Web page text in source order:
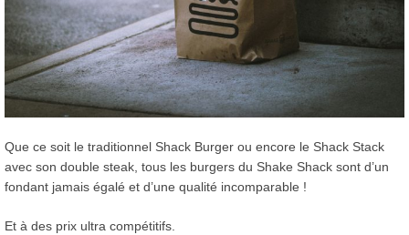
Que ce soit le traditionnel Shack Burger ou encore le Shack Stack
avec son double steak, tous les burgers du Shake Shack sont d’un
fondant jamais égalé et d’une qualité incomparable !
Et à des prix ultra compétitifs.